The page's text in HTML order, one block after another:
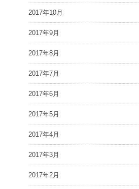
2017年10月
2017年9月
2017年8月
2017年7月
2017年6月
2017年5月
2017年4月
2017年3月
2017年2月